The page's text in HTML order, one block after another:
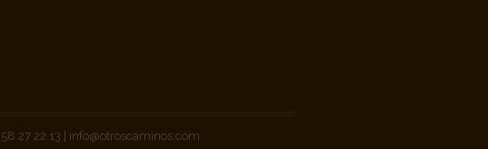
27 22 13 | info@otroscaminos.com